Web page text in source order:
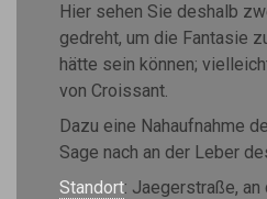
Hier sehen Sie deshalb
gedreht, um die Fantasie
hätte sein können;
von Croissant.
Dazu eine Nahaufnahme
Sage nach an der Leber
Standort: Jaegerstraße,